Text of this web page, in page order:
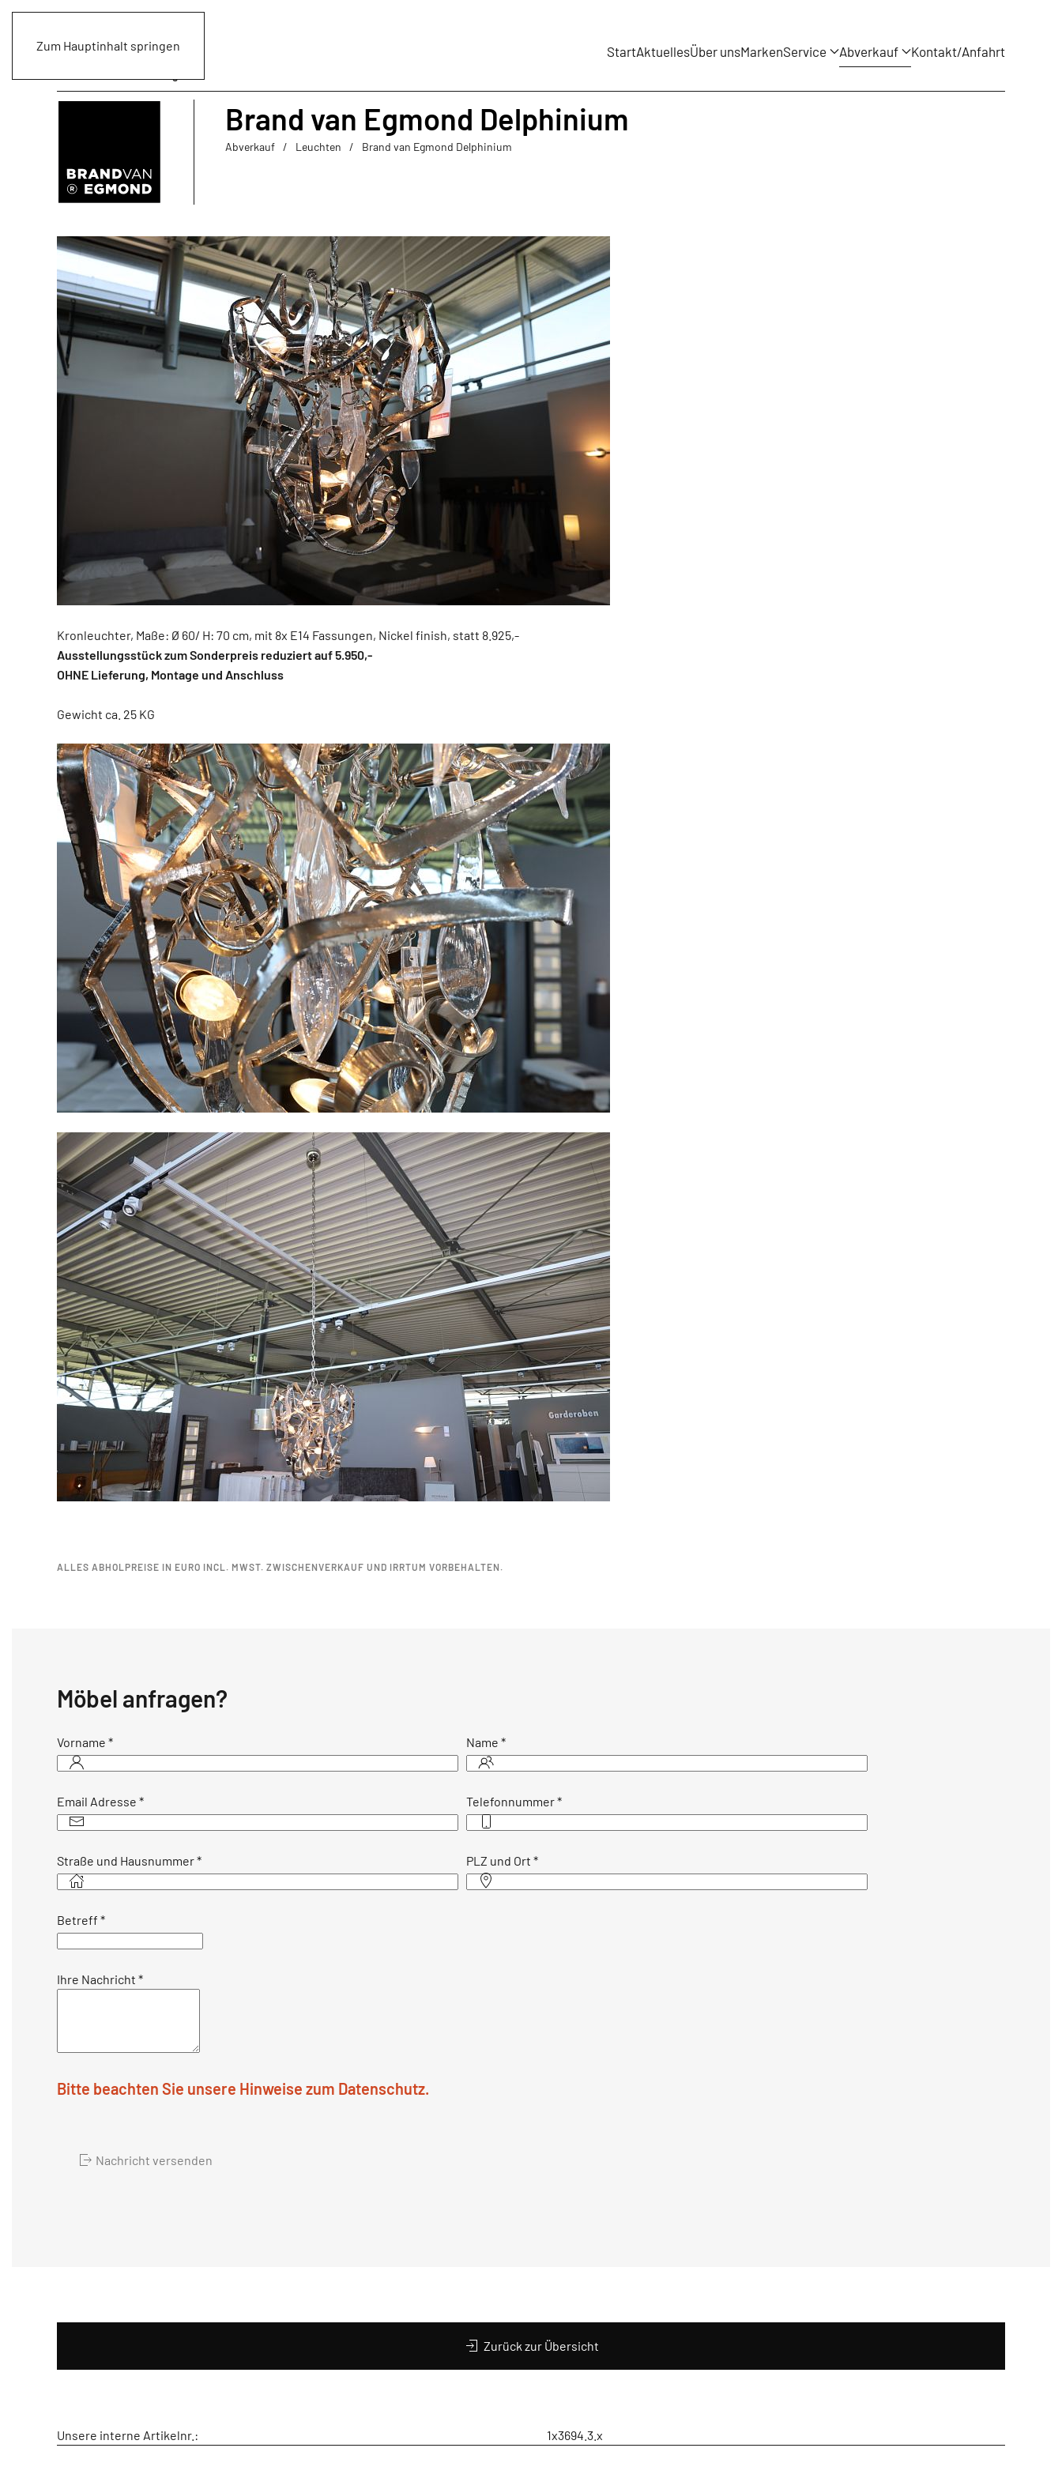
Zum Hauptinhalt springen StartAktuellesÜber unsMarkenService Abverkauf Kontakt/Anfahrt
Brand van Egmond Delphinium
Abverkauf Leuchten Brand van Egmond Delphinium
Kronleuchter, Maße: Ø 60/ H: 70 cm, mit 8x E14 Fassungen, Nickel finish, statt 8.925,-
Ausstellungsstück zum Sonderpreis reduziert auf 5.950,-
OHNE Lieferung, Montage und Anschluss
Gewicht ca. 25 KG
ALLES ABHOLPREISE IN EURO INCL. MWST. ZWISCHENVERKAUF UND IRRTUM VORBEHALTEN.
Möbel anfragen?
Vorname * Name *
Email Adresse * Telefonnummer*
Straße und Hausnummer* PLZ und Ort *
Betreff *
Ihre Nachricht *
Bitte beachten Sie unsere Hinweise zum Datenschutz.
Nachricht versenden
Zurück zur Übersicht
Unsere interne Artikelnr.: 1x3694.3.x